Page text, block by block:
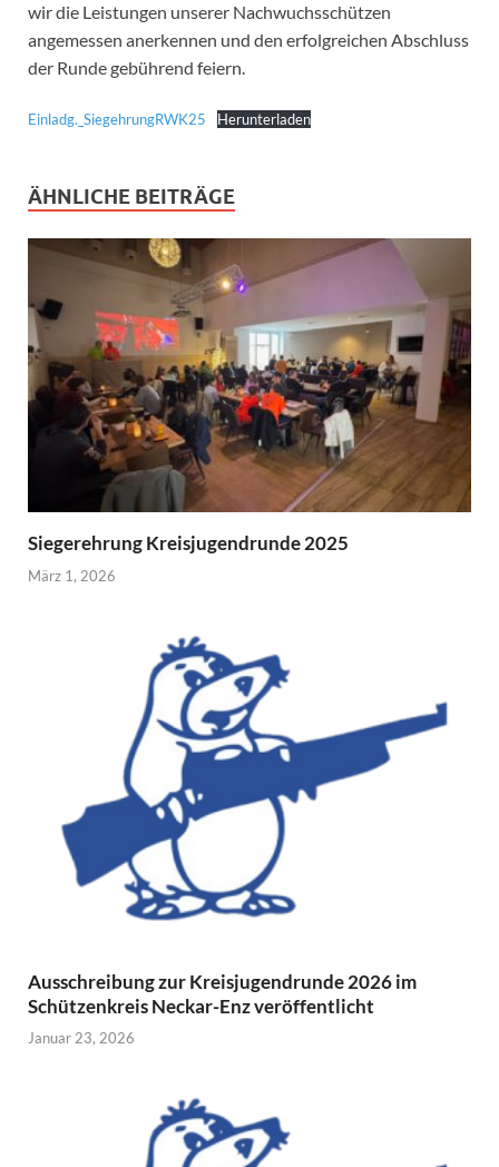
wir die Leistungen unserer Nachwuchsschützen
angemessen anerkennen und den erfolgreichen Abschluss
der Runde gebührend feiern.
Einladg._SiegehrungRWK25 Herunterladen
ÄHNLICHE BEITRÄGE
Siegerehrung Kreisjugendrunde 2025
März 1, 2026
Ausschreibung zur Kreisjugendrunde 2026 im
Schützenkreis Neckar-Enz veröffentlicht
Januar 23, 2026